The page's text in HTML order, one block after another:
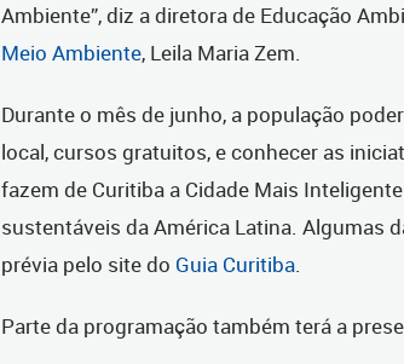
Ambiente”, diz a diretora de Educação
Meio Ambiente, Leila Maria Zem.
Durante o mês de junho, a população
local, cursos gratuitos, e conhecer as
fazem de Curitiba a Cidade Mais
sustentáveis da América Latina. Algumas
prévia pelo site do Guia Curitiba.
Parte da programação também terá a